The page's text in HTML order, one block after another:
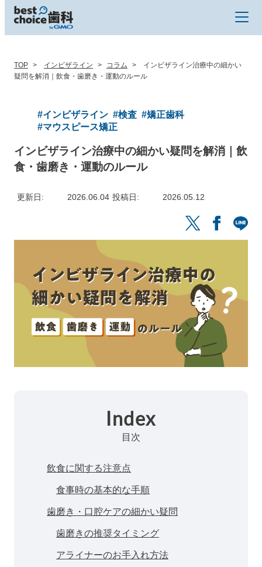
TOP インビザライン コラム
インビザライン治療中の細かい
疑問を解消｜飲食・歯磨き・運動のルール
#インビザライン #検査 #矯正歯科
#マウスピース矯正
インビザライン治療中の細かい疑問を解消｜飲
食・歯磨き・運動のルール
更新日 2026.06.04 投稿日 2026.05.12
Index
目次
飲食に関する注意点
食事時の基本的な手順
歯磨き・口腔ケアの細かい疑問
歯磨きの推奨タイミング
アライナーのお手入れ方法